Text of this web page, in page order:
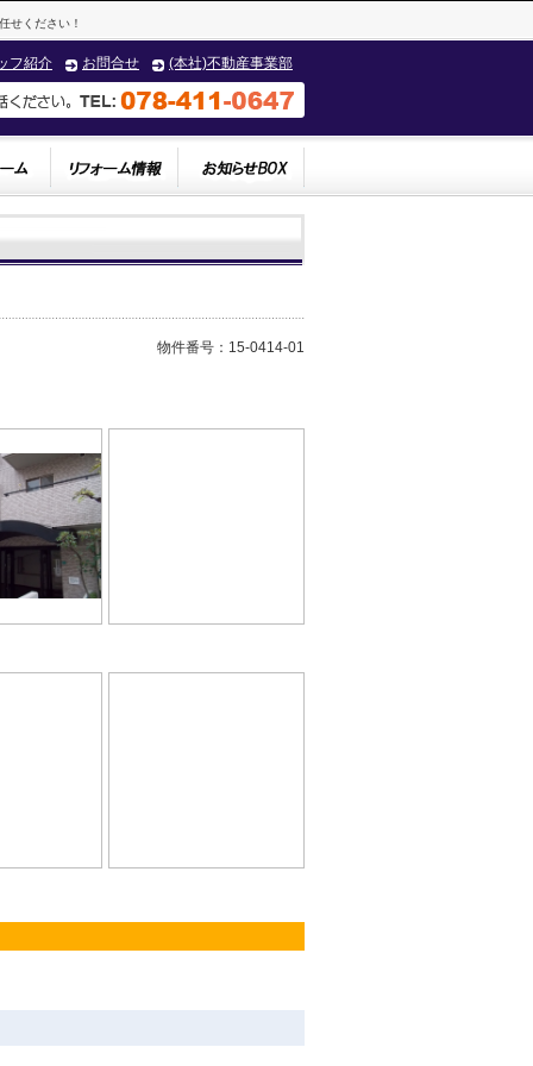
せください！
(本社)不動産事業部
お問合せ
フ紹介
物件番号：15-0414-01